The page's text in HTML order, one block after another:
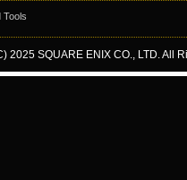
Tools
2025 SQUARE ENIX CO., LTD. All